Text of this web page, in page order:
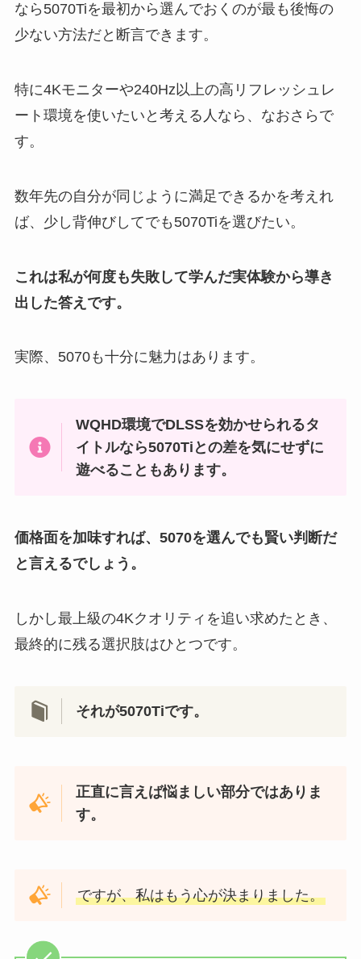
なら5070Tiを最初から選んでおくのが最も後悔の
少ない方法だと断言できます。
特に4Kモニターや240Hz以上の高リフレッシュレ
ート環境を使いたいと考える人なら、なおさらで
す。
数年先の自分が同じように満足できるかを考えれ
ば、少し背伸びしてでも5070Tiを選びたい。
これは私が何度も失敗して学んだ実体験から導き
出した答えです。
実際、5070も十分に魅力はあります。
WQHD環境でDLSSを効かせられるタ
イトルなら5070Tiとの差を気にせずに
遊べることもあります。
価格面を加味すれば、5070を選んでも賢い判断だ
と言えるでしょう。
しかし最上級の4Kクオリティを追い求めたとき、
最終的に残る選択肢はひとつです。
それが5070Tiです。
正直に言えば悩ましい部分ではありま
す。
ですが、私はもう心が決まりました。